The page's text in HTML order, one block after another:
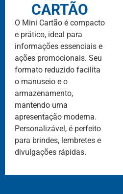
CARTÃO
O Mini Cartão é compacto
e prático, ideal para
informações essenciais e
ações promocionais. Seu
formato reduzido facilita
o manuseio e o
armazenamento,
mantendo uma
apresentação moderna.
Personalizável, é perfeito
para brindes, lembretes e
divulgações rápidas.